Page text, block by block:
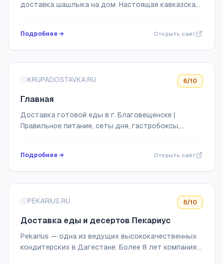
доставка шашлыка на дом. Настоящая кавказская
Подробнее → Открыть сайт
KRUPADOSTAVKA.RU 6/10
Главная
Доставка готовой еды в г. Благовещенске |
Правильное питание, сеты дня, гастробоксы,
Подробнее → Открыть сайт
PEKARIUS.RU 6/10
Доставка еды и десертов Пекариус
Pekarius — одна из ведущих высококачественных
кондитерских в Дагестане. Более 8 лет компания